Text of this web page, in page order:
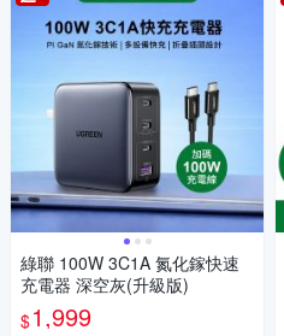
綠聯 100W 3C1A 氮化鎵快速
充電器 深空灰(升級版)
$1,999